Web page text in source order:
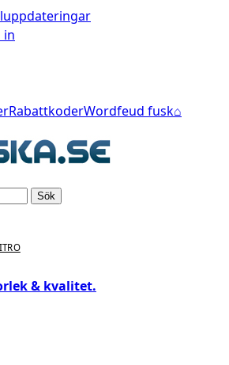
in
RabattkoderWordfeud fusk⌂
Sök
& kvalitet.